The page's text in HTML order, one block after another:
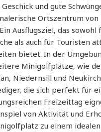
und gute
Ortszentrum
Ausflugsziel, das sowohl
als auch für Touristen
bietet. In der
Minigolfplätze, wie
Niedernsill und
die sich perfekt für
Freizeittag
von Aktivität und
zu einem